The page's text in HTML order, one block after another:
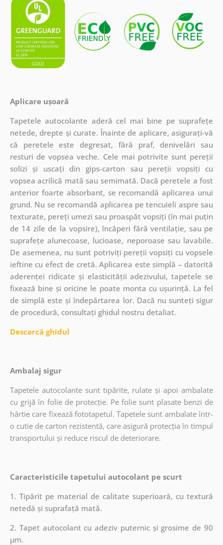
Aplicare ușoară
Tapetele autocolante aderă cel mai bine pe suprafețe
netede, drepte și curate. Înainte de aplicare, asigurați-vă
că peretele este degresat, fără praf, denivelări sau
resturi de vopsea veche. Cele mai potrivite sunt pereții
solizi și uscați din gips-carton sau pereții vopsiți cu
vopsea acrilică mată sau semimată. Dacă peretele a fost
anterior foarte absorbant, se recomandă aplicarea unui
grund. Nu se recomandă aplicarea pe tencuieli aspre sau
texturate, pereți umezi sau proaspăt vopsiți (în mai puțin
de 14 zile de la vopsire), încăperi fără ventilație, sau pe
suprafețe alunecoase, lucioase, neporoase sau lavabile.
De asemenea, nu sunt potriviți pereții vopsiți cu vopsele
ieftine cu efect de cretă. Aplicarea este simplă – datorită
aderenței ridicate și elasticității adezivului, tapetele se
fixează bine și oricine le poate monta cu ușurință. La fel
de simplă este și îndepărtarea lor. Dacă nu sunteți sigur
de procedură, consultați ghidul nostru detaliat.
Descarcă ghidul
Ambalaj sigur
Tapetele autocolante sunt tipărite, rulate și apoi ambalate
cu grijă în folie de protecție. Pe folie sunt plasate benzi de
hârtie care fixează fototapetul. Tapetele sunt ambalate într-
o cutie de carton rezistentă, care asigură protecția în timpul
transportului și reduce riscul de deteriorare.
Caracteristicile tapetului autocolant pe scurt
1. Tipărit pe material de calitate superioară, cu textură
netedă și suprafață mată.
2. Tapet autocolant cu adeziv puternic și grosime de 90
µm.